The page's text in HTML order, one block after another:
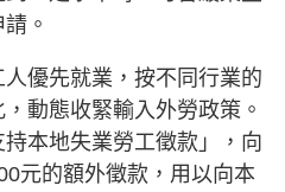
。
優先就業，按不同行業的
動態收緊輸入外勞政策。
本地失業勞工徵款」，向
元的額外徵款，用以向本